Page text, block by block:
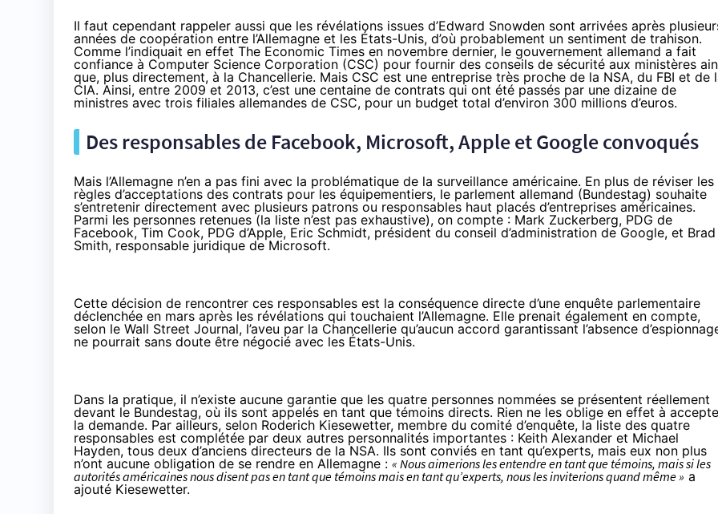
Il faut cependant rappeler aussi que les révélations issues d’Edward Snowden sont arrivées après
années de coopération entre l’Allemagne et les États-Unis, d’où probablement un sentiment de trahison.
Comme l’indiquait en effet The Economic Times en novembre dernier, le gouvernement allemand a fait
confiance à Computer Science Corporation (CSC) pour fournir des conseils de sécurité aux ministères
que, plus directement, à la Chancellerie. Mais CSC est une entreprise très proche de la NSA, du FBI et de
CIA. Ainsi, entre 2009 et 2013, c’est une centaine de contrats qui ont été passés par une dizaine de
ministres avec trois filiales allemandes de CSC, pour un budget total d’environ 300 millions d’euros.
Des responsables de Facebook, Microsoft, Apple et Google convoqués
Mais l’Allemagne n’en a pas fini avec la problématique de la surveillance américaine. En plus de réviser les
règles d’acceptations des contrats pour les équipementiers, le parlement allemand (Bundestag) souhaite
s’entretenir directement avec plusieurs patrons ou responsables haut placés d’entreprises américaines.
Parmi les personnes retenues (la liste n’est pas exhaustive), on compte : Mark Zuckerberg, PDG de
Facebook, Tim Cook, PDG d’Apple, Eric Schmidt, président du conseil d’administration de Google, et Brad
Smith, responsable juridique de Microsoft.
Cette décision de rencontrer ces responsables est la conséquence directe d’une enquête parlementaire
déclenchée en mars après les révélations qui touchaient l’Allemagne. Elle prenait également en compte,
selon le Wall Street Journal, l’aveu par la Chancellerie qu’aucun accord garantissant l’absence
ne pourrait sans doute être négocié avec les États-Unis.
Dans la pratique, il n’existe aucune garantie que les quatre personnes nommées se présentent réellement
devant le Bundestag, où ils sont appelés en tant que témoins directs. Rien ne les oblige en effet à
la demande. Par ailleurs, selon Roderich Kiesewetter, membre du comité d’enquête, la liste des quatre
responsables est complétée par deux autres personnalités importantes : Keith Alexander et Michael
Hayden, tous deux d’anciens directeurs de la NSA. Ils sont conviés en tant qu’experts, mais eux non plus
n’ont aucune obligation de se rendre en Allemagne : « Nous aimerions les entendre en tant que témoins, mais si les
autorités américaines nous disent pas en tant que témoins mais en tant qu’experts, nous les inviterions quand même » a
ajouté Kiesewetter.